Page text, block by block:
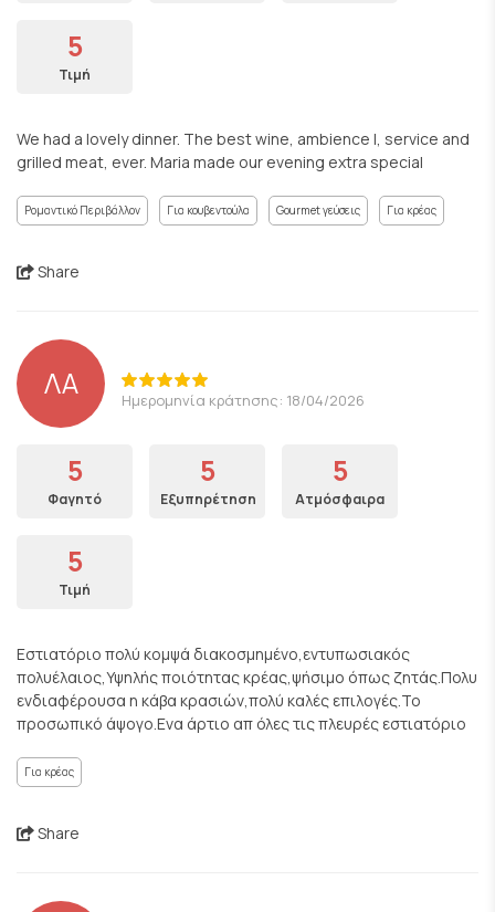
5
Τιμή
We had a lovely dinner. The best wine, ambience l, service and
grilled meat, ever. Maria made our evening extra special
Ρομαντικό Περιβάλλον Για κουβεντούλα Gourmet γεύσεις Για κρέας
Share
ΛΑ Ημερομηνία κράτησης: 18/04/2026
5
Φαγητό
5
Εξυπηρέτηση
5
Ατμόσφαιρα
5
Τιμή
Εστιατόριο πολύ κομψά διακοσμημένο,εντυπωσιακός
πολυέλαιος,Υψηλής ποιότητας κρέας,ψήσιμο όπως ζητάς.Πολυ
ενδιαφέρουσα η κάβα κρασιών,πολύ καλές επιλογές.Το
προσωπικό άψογο.Ενα άρτιο απ όλες τις πλευρές εστιατόριο
Για κρέας
Share